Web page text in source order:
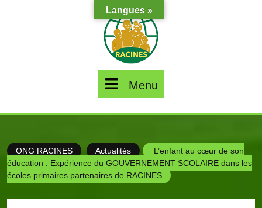
Menu
ONG RACINES Actualités
L’enfant au cœur de son
éducation : Expérience du GOUVERNEMENT SCOLAIRE dans les
écoles primaires partenaires de RACINES
Langues »